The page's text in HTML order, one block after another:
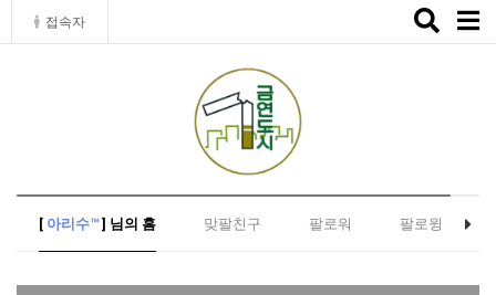
접속자
Toggle
[ 아리수™ ] 님의 홈 맞팔친구 팔로워 팔로윙